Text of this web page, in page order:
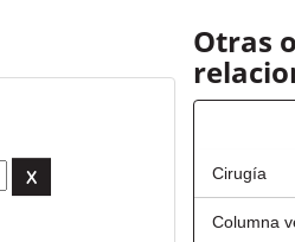
Otras
Cirugía
Columna